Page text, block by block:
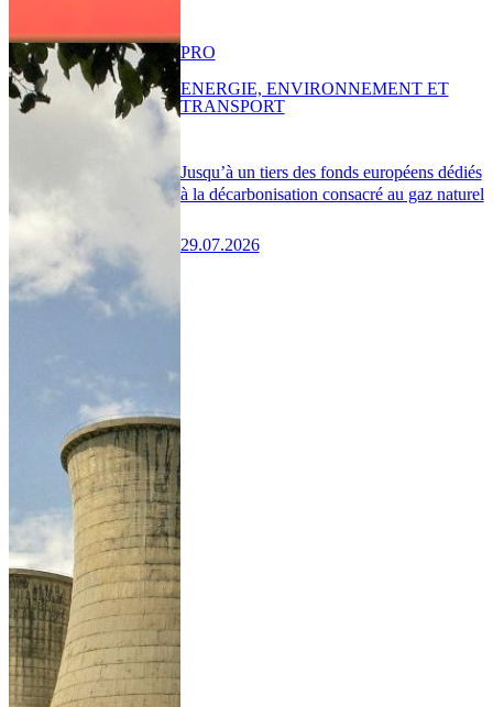
Jusqu’à un tiers des fonds européens dédiés
à la décarbonisation consacré au gaz naturel
29.07.2026
PRO
ENERGIE, ENVIRONNEMENT ET
TRANSPORT